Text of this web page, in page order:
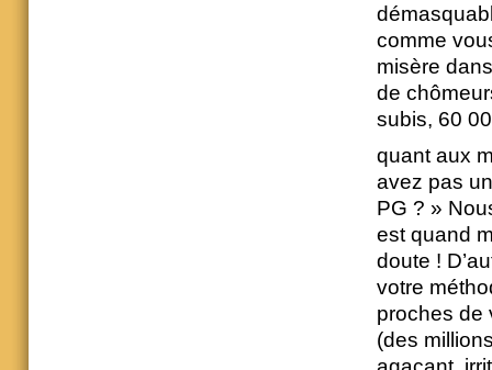
comme
misère
de
subis, 60
quant aux
avez pas
PG ? »
est quand
doute !
votre
proches de
(des